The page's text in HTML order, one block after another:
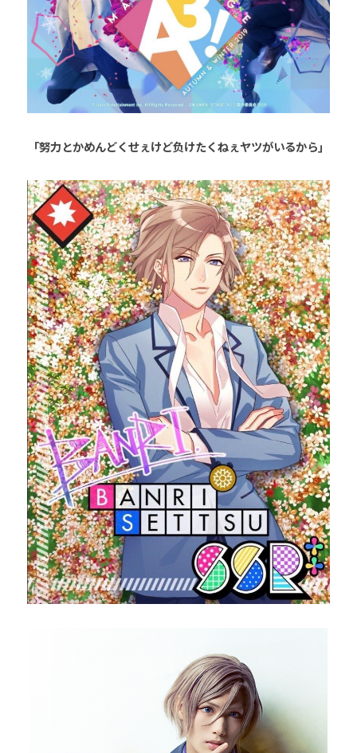
「努力とかめんどくせぇけど负けたくねぇヤツがいるから」